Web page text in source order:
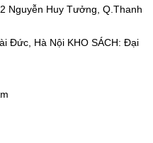
Nguyễn Huy Tưởng, Q.Thanh
Đức, Hà Nội KHO SÁCH: Đại